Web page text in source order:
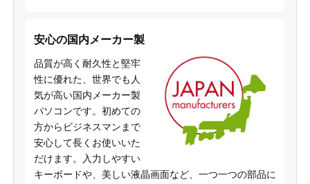
安心の国内メーカー製
品質が高く耐久性と堅牢
性に優れた、世界でも人
気が高い国内メーカー製
パソコンです。初めての
方からビジネスマンまで
安心して長くお使いいた
だけます。入力しやすい
キーボードや、美しい液晶画面など、一つ一つの部品に